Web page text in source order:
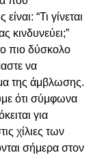
“Τι γίνεται
κινδυνεύει;”
πιο δύσκολο
να
της άμβλωσης.
ότι σύμφωνα
για
χίλιες των
σήμερα στον